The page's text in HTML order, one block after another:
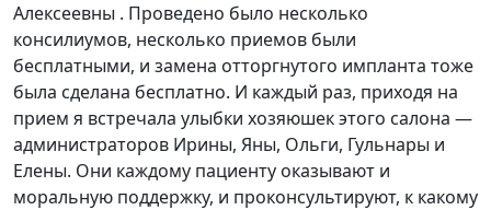
Алексеевны . Проведено было несколько
консилиумов, несколько приемов были
бесплатными, и замена отторгнутого импланта тоже
была сделана бесплатно. И каждый раз, приходя на
прием я встречала улыбки хозяюшек этого салона —
администраторов Ирины, Яны, Ольги, Гульнары и
Елены. Они каждому пациенту оказывают и
моральную поддержку, и проконсультируют, к какому